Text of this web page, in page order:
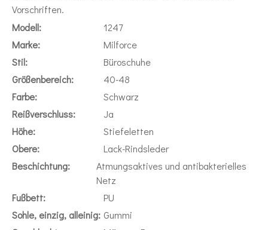
Vorschriften.
Modell:
1247
Marke:
Milforce
Stil:
Büroschuhe
Größenbereich:
40-48
Farbe:
Schwarz
Reißverschluss:
Ja
Höhe:
Stiefeletten
Obere:
Lack-Rindsleder
Beschichtung:
Atmungsaktives und antibakterielles
Netz
Fußbett:
PU
Sohle, einzig, alleinig: Gummi